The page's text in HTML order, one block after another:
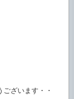
ございます・・